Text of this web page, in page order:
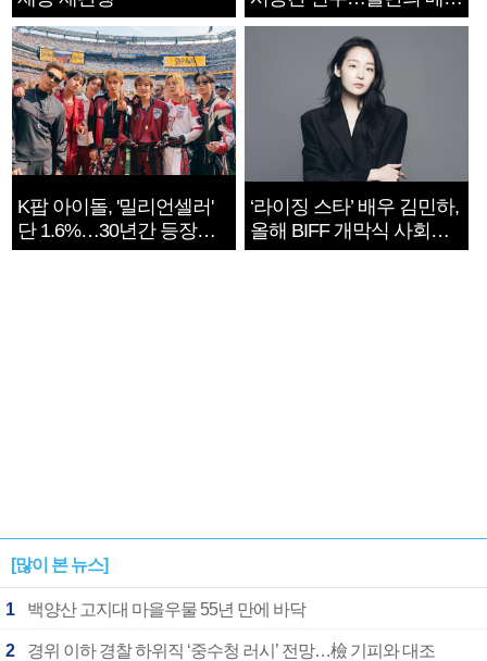
지는 ‘전쟁 속죄’
K팝 아이돌, '밀리언셀러'
단 1.6%…30년간 등장
1182개팀 전수조사
‘라이징 스타’ 배우 김민하,
올해 BIFF 개막식 사회자
확정
[많이 본 뉴스]
1 백양산 고지대 마을우물 55년 만에 바닥
2 경위 이하 경찰 하위직 ‘중수청 러시’ 전망…檢 기피와 대조